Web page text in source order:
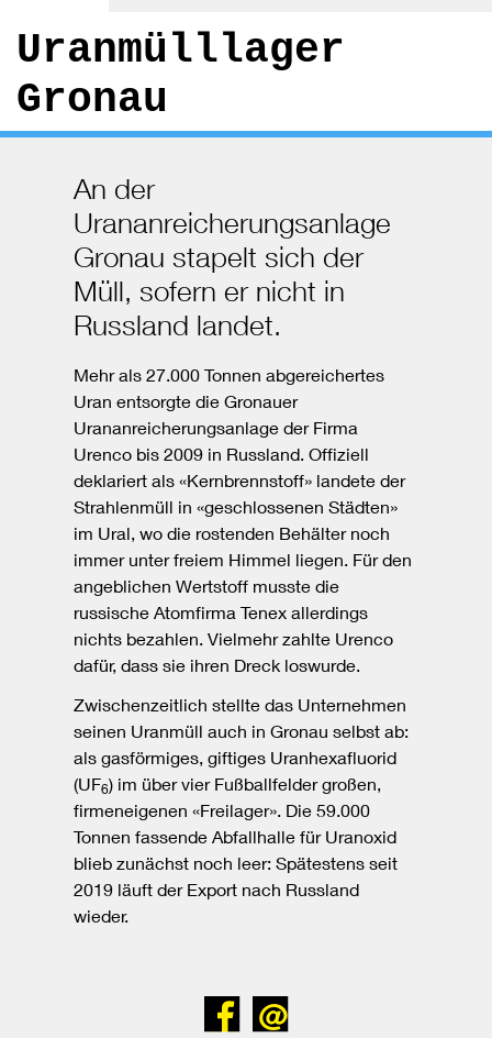
Uranmülllager
Gronau
An der
Urananreicherungsanlage
Gronau stapelt sich der
Müll, sofern er nicht in
Russland landet.
Mehr als 27.000 Tonnen abgereichertes
Uran entsorgte die Gronauer
Urananreicherungsanlage der Firma
Urenco bis 2009 in Russland. Offiziell
deklariert als «Kernbrennstoff» landete der
Strahlenmüll in «geschlossenen Städten»
im Ural, wo die rostenden Behälter noch
immer unter freiem Himmel liegen. Für den
angeblichen Wertstoff musste die
russische Atomfirma Tenex allerdings
nichts bezahlen. Vielmehr zahlte Urenco
dafür, dass sie ihren Dreck loswurde.
Zwischenzeitlich stellte das Unternehmen
seinen Uranmüll auch in Gronau selbst ab:
als gasförmiges, giftiges Uranhexafluorid
(UF6) im über vier Fußballfelder großen,
firmeneigenen «Freilager». Die 59.000
Tonnen fassende Abfallhalle für Uranoxid
blieb zunächst noch leer: Spätestens seit
2019 läuft der Export nach Russland
wieder.
BeiSenden